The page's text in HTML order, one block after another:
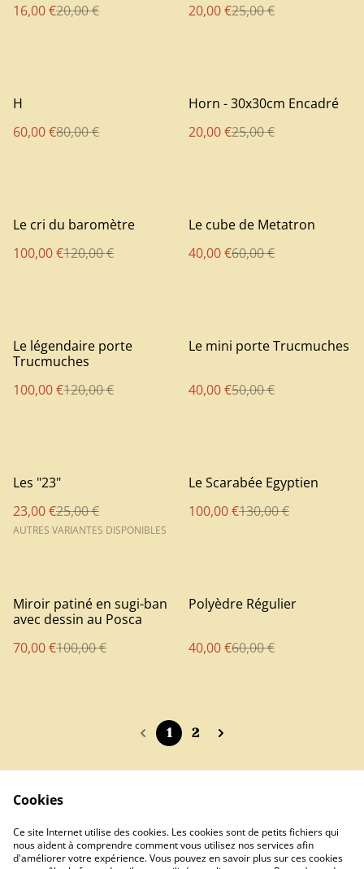
16,00 €20,00 €
20,00 €25,00 €
H
60,00 €80,00 €
%
Horn - 30x30cm Encadré
20,00 €25,00 €
%
Le cri du baromètre
100,00 €120,00 €
%
Le cube de Metatron
40,00 €60,00 €
%
Le légendaire porte
Trucmuches
100,00 €120,00 €
%
Le mini porte Trucmuches
40,00 €50,00 €
%
Les "23"
23,00 €25,00 €
AUTRES VARIANTES DISPONIBLES
%
Le Scarabée Egyptien
100,00 €130,00 €
%
Miroir patiné en sugi-ban
avec dessin au Posca
70,00 €100,00 €
%
Polyèdre Régulier
40,00 €60,00 €
1 2
Contact
Cookies
Ce site Internet utilise des cookies. Les cookies sont de petits fichiers qui
nous aident à comprendre comment vous utilisez nos services afin
d'améliorer votre expérience. Vous pouvez en savoir plus sur ces cookies